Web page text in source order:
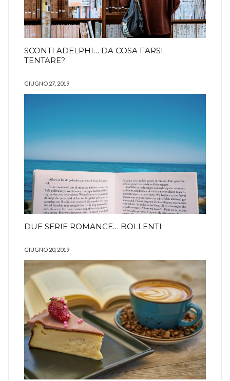
SCONTI ADELPHI… DA COSA FARSI
TENTARE?
GIUGNO 27, 2019
DUE SERIE ROMANCE… BOLLENTI
GIUGNO 20, 2019